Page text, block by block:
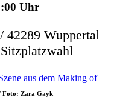
Uhr
42289 Wuppertal
Foto: Zara Gayk